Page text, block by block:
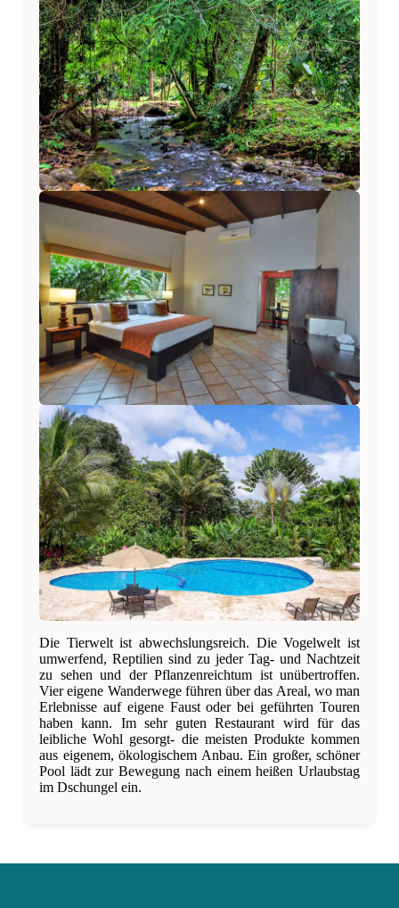
Die Tierwelt ist abwechslungsreich. Die Vogelwelt ist
umwerfend, Reptilien sind zu jeder Tag- und Nachtzeit
zu sehen und der Pflanzenreichtum ist unübertroffen.
Vier eigene Wanderwege führen über das Areal, wo man
Erlebnisse auf eigene Faust oder bei geführten Touren
haben kann. Im sehr guten Restaurant wird für das
leibliche Wohl gesorgt- die meisten Produkte kommen
aus eigenem, ökologischem Anbau. Ein großer, schöner
Pool lädt zur Bewegung nach einem heißen Urlaubstag
im Dschungel ein.